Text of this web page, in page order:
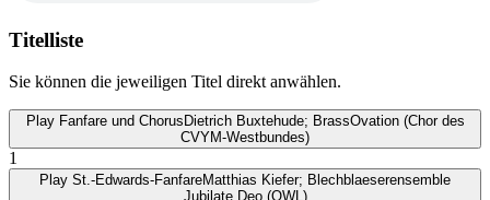
Titelliste
Sie können die jeweiligen Titel direkt anwählen.
Play Fanfare und Chorus Dietrich Buxtehude; BrassOvation (Chor des
CVYM-Westbundes)
1
Play St.-Edwards-FanfareMatthias Kiefer; Blechblaeserensemble
Jubilate Deo (OWL)